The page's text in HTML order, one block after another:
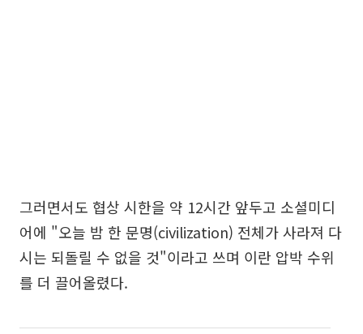
그러면서도 협상 시한을 약 12시간 앞두고 소셜미디
어에 "오늘 밤 한 문명(civilization) 전체가 사라져 다
시는 되돌릴 수 없을 것"이라고 쓰며 이란 압박 수위
를 더 끌어올렸다.